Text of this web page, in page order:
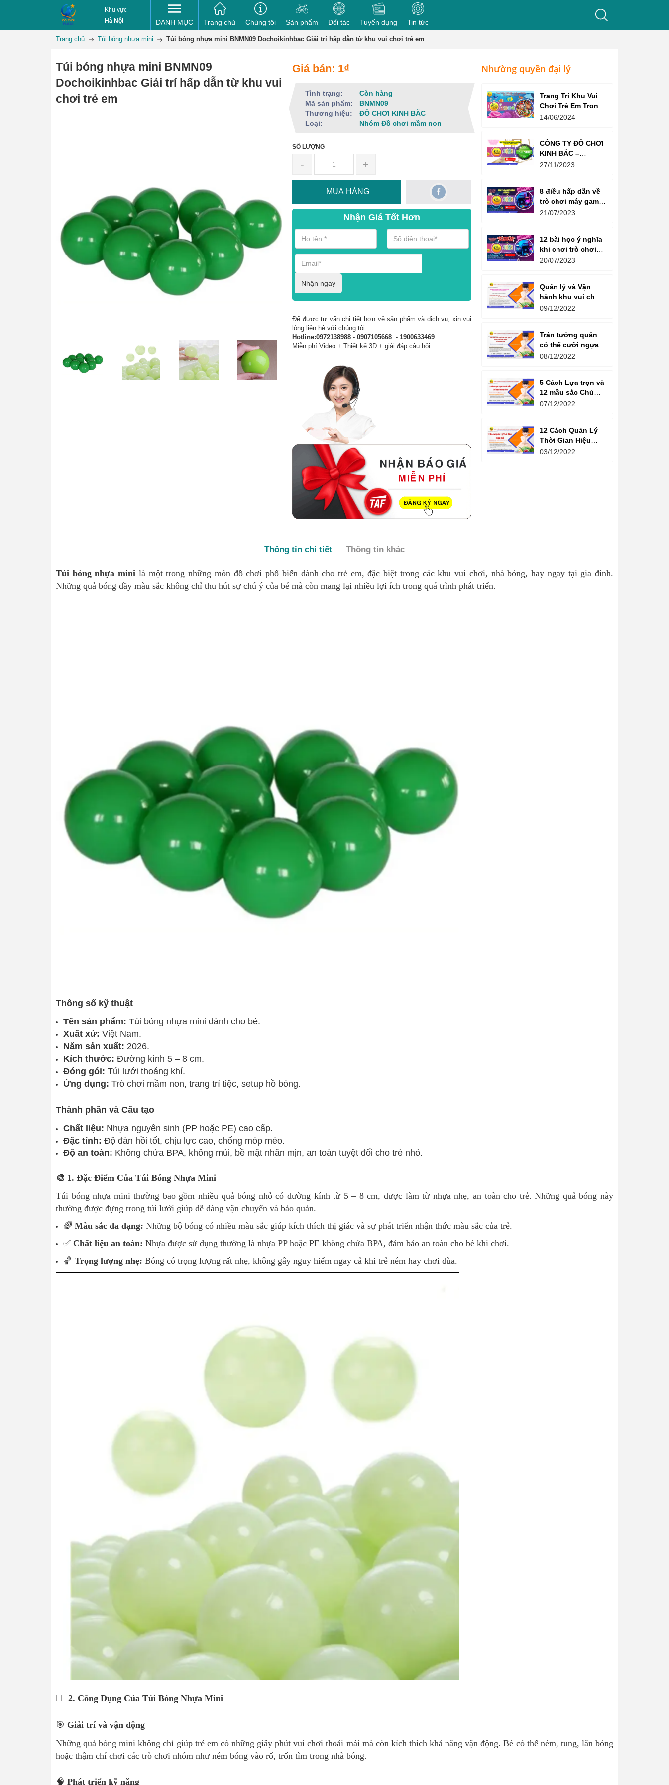
Khu vực
Hà Nội
DANH MỤC Trang chủ Chúng tôi Sản phẩm Đối tác Tuyển dụng Tin tức
Trang chủ Túi bóng nhựa mini Túi bóng nhựa mini BNMN09 Dochoikinhbac Giải trí hấp dẫn từ khu vui chơi trẻ em
Túi bóng nhựa mini BNMN09
Dochoikinhbac Giải trí hấp dẫn từ khu vui
chơi trẻ em
Giá bán: 1₫
Tình trạng:
Còn hàng
Mã sản phẩm:
BNMN09
Thương hiệu:
ĐỒ CHƠI KINH BẮC
Loại:
Nhóm Đồ chơi mầm non
SỐ LƯỢNG
- +
MUA HÀNG
Nhận Giá Tốt Hơn
Nhận ngay
Để được tư vấn chi tiết hơn về sản phẩm và dịch vụ, xin vui
lòng liên hệ với chúng tôi:
Hotline:0972138988 - 0907105668 - 1900633469
Miễn phí Video + Thiết kế 3D + giải đáp câu hỏi
Nhường quyền đại lý
Trang Trí Khu Vui
Chơi Trẻ Em Trong
Nhà Như Thế Nào
14/06/2024
CÔNG TY ĐỒ CHƠI
KINH BẮC –
CHỨNG CHỈ ISO
27/11/2023
8 điều hấp dẫn về
trò chơi máy game
bắn súng
21/07/2023
12 bài học ý nghĩa
khi chơi trò chơi
máy game đua xe
20/07/2023
Quản lý và Vận
hành khu vui chơi
giải trí -
amusement parks
09/12/2022
Trán tướng quân
có thể cưỡi ngựa,
Bụng tể tướng có
08/12/2022
5 Cách Lựa trọn và
12 mầu sắc Chủ
đạo Tương sinh
năng lượng
07/12/2022
12 Cách Quản Lý
Thời Gian Hiệu
Quả - 4 phương
03/12/2022
Thông tin chi tiết Thông tin khác
Túi bóng nhựa mini là một trong những món đồ chơi phổ biến dành cho trẻ em, đặc biệt trong các khu vui chơi, nhà bóng, hay ngay tại gia đình.
Những quả bóng đầy màu sắc không chỉ thu hút sự chú ý của bé mà còn mang lại nhiều lợi ích trong quá trình phát triển.
Thông số kỹ thuật
Tên sản phẩm: Túi bóng nhựa mini dành cho bé.
Xuất xứ: Việt Nam.
Năm sản xuất: 2026.
Kích thước: Đường kính 5 – 8 cm.
Đóng gói: Túi lưới thoáng khí.
Ứng dụng: Trò chơi mầm non, trang trí tiệc, setup hồ bóng.
Thành phần và Cấu tạo
Chất liệu: Nhựa nguyên sinh (PP hoặc PE) cao cấp.
Đặc tính: Độ đàn hồi tốt, chịu lực cao, chống móp méo.
Độ an toàn: Không chứa BPA, không mùi, bề mặt nhẵn mịn, an toàn tuyệt đối cho trẻ nhỏ.
🎨 1. Đặc Điểm Của Túi Bóng Nhựa Mini
Túi bóng nhựa mini thường bao gồm nhiều quả bóng nhỏ có đường kính từ 5 – 8 cm, được làm từ nhựa nhẹ, an toàn cho trẻ. Những quả bóng này
thường được đựng trong túi lưới giúp dễ dàng vận chuyển và bảo quản.
🌈 Màu sắc đa dạng: Những bộ bóng có nhiều màu sắc giúp kích thích thị giác và sự phát triển nhận thức màu sắc của trẻ.
✅ Chất liệu an toàn: Nhựa được sử dụng thường là nhựa PP hoặc PE không chứa BPA, đảm bảo an toàn cho bé khi chơi.
🏀 Trọng lượng nhẹ: Bóng có trọng lượng rất nhẹ, không gây nguy hiểm ngay cả khi trẻ ném hay chơi đùa.
🤹‍♂️ 2. Công Dụng Của Túi Bóng Nhựa Mini
🎯 Giải trí và vận động
Những quả bóng mini không chỉ giúp trẻ em có những giây phút vui chơi thoải mái mà còn kích thích khả năng vận động. Bé có thể ném, tung, lăn bóng
hoặc thậm chí chơi các trò chơi nhóm như ném bóng vào rổ, trốn tìm trong nhà bóng.
🧠 Phát triển kỹ năng